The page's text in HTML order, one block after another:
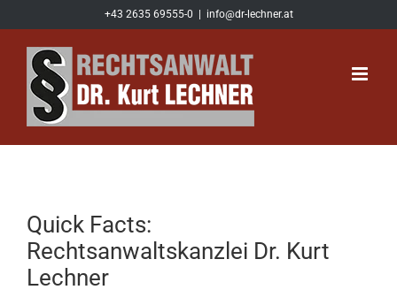
springen
+43 2635 69555-0 info@dr-lechner.at
Quick Facts:
Rechtsanwaltskanzlei Dr. Kurt
Lechner